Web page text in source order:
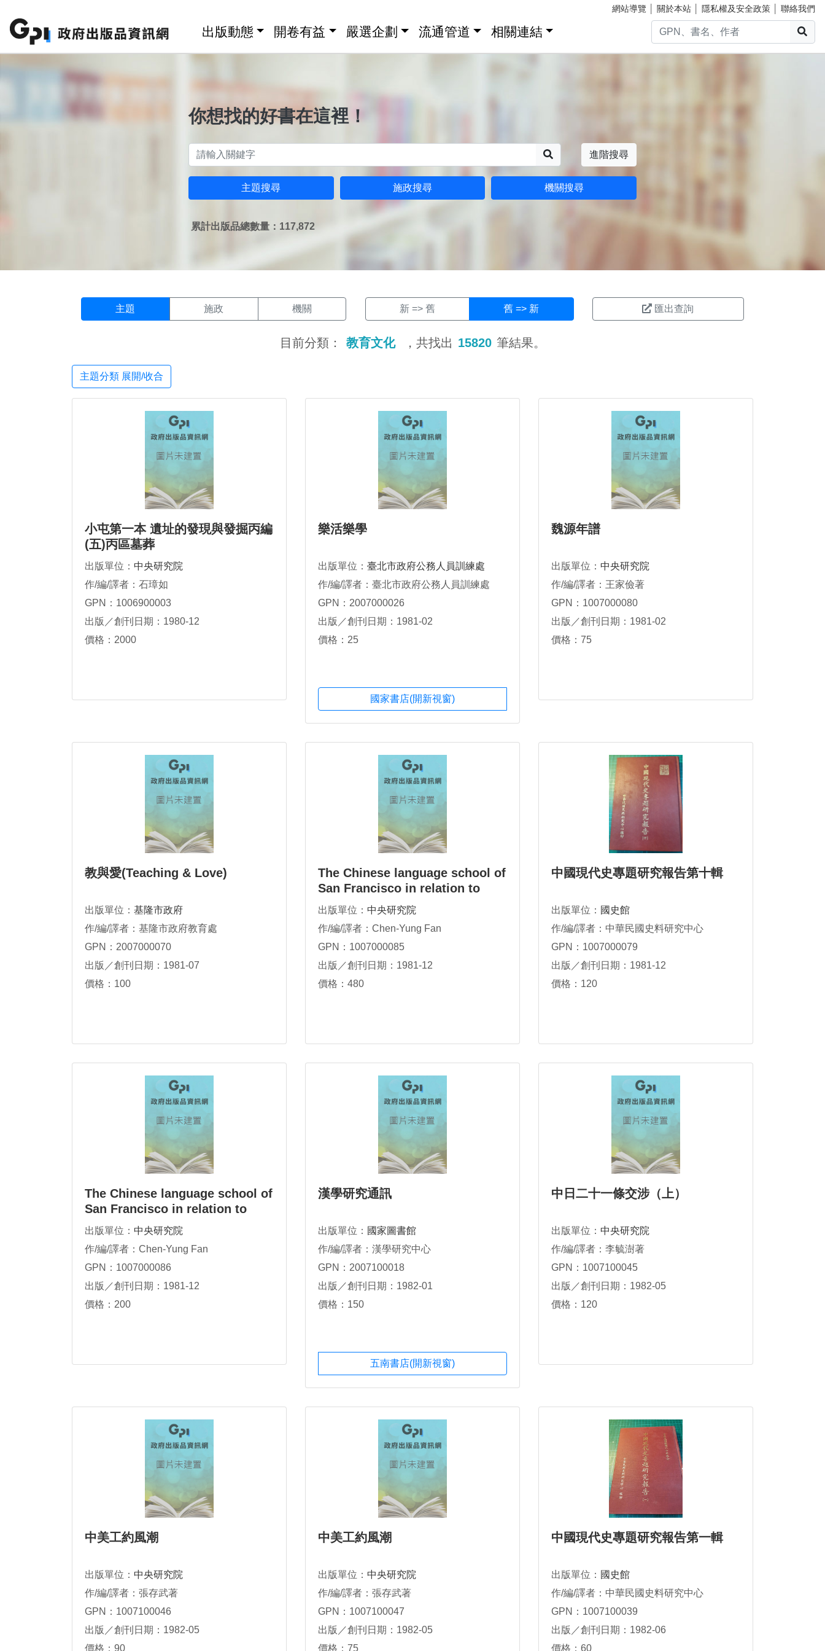
網站導覽 關於本站 隱私權及安全政策 聯絡我們
出版動態 開卷有益 嚴選企劃 流通管道 相關連結
你想找的好書在這裡！
進階搜尋
主題搜尋 施政搜尋 機關搜尋
累計出版品總數量：117,872
主題 施政 機關 新 => 舊 舊 => 新 匯出查詢
目前分類： 教育文化 ，共找出 15820 筆結果。
主題分類 展開/收合
小屯第一本 遺址的發現與發掘丙編
(五)丙區墓葬
出版單位： 中央研究院
作/編/譯者：石璋如
GPN：1006900003
出版／創刊日期：1980-12
價格：2000
樂活樂學
出版單位： 臺北市政府公務人員訓練處
作/編/譯者：臺北市政府公務人員訓練處
GPN：2007000026
出版／創刊日期：1981-02
價格：25
國家書店(開新視窗)
魏源年譜
出版單位： 中央研究院
作/編/譯者：王家儉著
GPN：1007000080
出版／創刊日期：1981-02
價格：75
教與愛(Teaching & Love)
出版單位： 基隆市政府
作/編/譯者：基隆市政府教育處
GPN：2007000070
出版／創刊日期：1981-07
價格：100
The Chinese language school of
San Francisco in relation to
family integration and cultural
identity
出版單位： 中央研究院
作/編/譯者：Chen-Yung Fan
GPN：1007000085
出版／創刊日期：1981-12
價格：480
中國現代史專題研究報告第十輯
出版單位： 國史館
作/編/譯者：中華民國史料研究中心
GPN：1007000079
出版／創刊日期：1981-12
價格：120
The Chinese language school of
San Francisco in relation to
family integration and cultural
identity
出版單位： 中央研究院
作/編/譯者：Chen-Yung Fan
GPN：1007000086
出版／創刊日期：1981-12
價格：200
漢學研究通訊
出版單位： 國家圖書館
作/編/譯者：漢學研究中心
GPN：2007100018
出版／創刊日期：1982-01
價格：150
五南書店(開新視窗)
中日二十一條交涉（上）
出版單位： 中央研究院
作/編/譯者：李毓澍著
GPN：1007100045
出版／創刊日期：1982-05
價格：120
中美工約風潮
出版單位： 中央研究院
作/編/譯者：張存武著
GPN：1007100046
出版／創刊日期：1982-05
價格：90
中美工約風潮
出版單位： 中央研究院
作/編/譯者：張存武著
GPN：1007100047
出版／創刊日期：1982-05
價格：75
中國現代史專題研究報告第一輯
出版單位： 國史館
作/編/譯者：中華民國史料研究中心
GPN：1007100039
出版／創刊日期：1982-06
價格：60